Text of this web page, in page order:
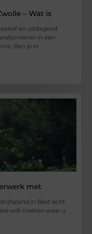
– Wat is
en uitdagend
in een
Ben je in
met
in Best echt
wilt creëren waar u